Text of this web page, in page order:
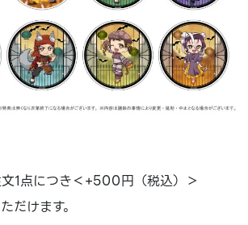
1点につき＜+500円（税込）＞
だけます。